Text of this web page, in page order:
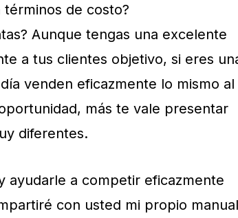
de costo?
Aunque tengas una excelente
a tus clientes objetivo, si eres
venden eficazmente lo mismo al
más te vale presentar
diferentes.
ayudarle a competir eficazmente
con usted mi propio manual